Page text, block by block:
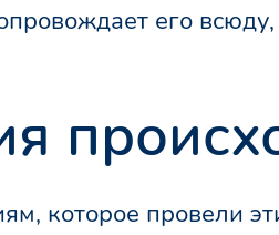
его
которое провели